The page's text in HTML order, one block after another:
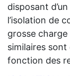
disposant
l’isolation de
grosse charge
similaires sont
fonction des